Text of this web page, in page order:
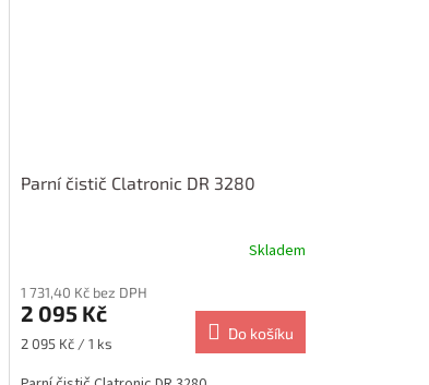
Parní čistič Clatronic DR 3280
Skladem
1 731,40 Kč bez DPH
2 095 Kč
Měrná
2 095 Kč / 1 ks
Do košíku